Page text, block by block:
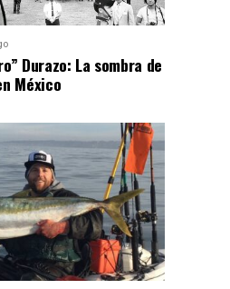
Durazo: La sombra de
México